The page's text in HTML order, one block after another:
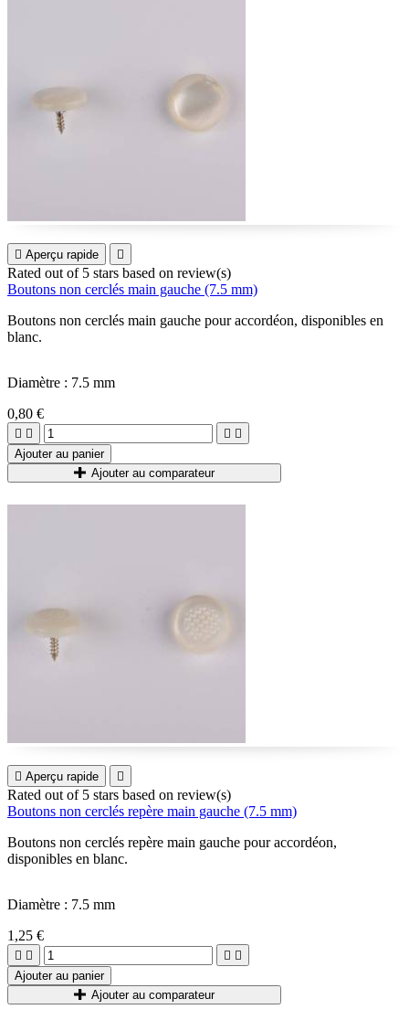
 Aperçu rapide 
Rated out of 5 stars based on review(s)
Boutons non cerclés main gauche (7.5 mm)
Boutons non cerclés main gauche pour accordéon, disponibles en
blanc.
Diamètre : 7.5 mm
0,80 €
   
Ajouter au panier
Ajouter au comparateur
 Aperçu rapide 
Rated out of 5 stars based on review(s)
Boutons non cerclés repère main gauche (7.5 mm)
Boutons non cerclés repère main gauche pour accordéon,
disponibles en blanc.
Diamètre : 7.5 mm
1,25 €
   
Ajouter au panier
Ajouter au comparateur